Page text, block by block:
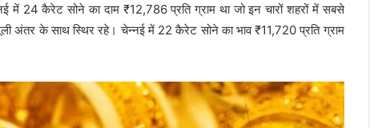
में 24 कैरेट सोने का दाम ₹12,786 प्रति ग्राम था जो इन चारों शहरों में सबसे
अंतर के साथ स्थिर रहे। चेन्नई में 22 कैरेट सोने का भाव ₹11,720 प्रति ग्राम